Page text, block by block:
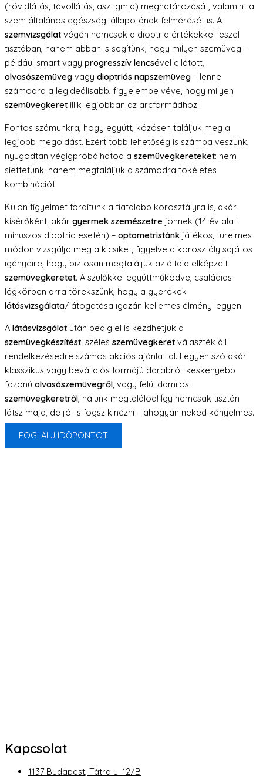
(rövidlátás, távollátás, asztigmia) meghatározását, valamint a
szem általános egészségi állapotának felmérését is. A
szemvizsgálat végén nemcsak a dioptria értékekkel leszel
tisztában, hanem abban is segítünk, hogy milyen szemüveg –
például smart vagy progresszív lencsével ellátott,
olvasószemüveg vagy dioptriás napszemüveg – lenne
számodra a legideálisabb, figyelembe véve, hogy milyen
szemüvegkeret illik legjobban az arcformádhoz!
Fontos számunkra, hogy együtt, közösen találjuk meg a
legjobb megoldást. Ezért több lehetőség is számba veszünk,
nyugodtan végigpróbálhatod a szemüvegkereteket: nem
siettetünk, hanem megtaláljuk a számodra tökéletes
kombinációt.
Külön figyelmet fordítunk a fiatalabb korosztályra is, akár
kísérőként, akár gyermek szemészetre jönnek (14 év alatt
mínuszos dioptria esetén) – optometristánk játékos, türelmes
módon vizsgálja meg a kicsiket, figyelve a korosztály sajátos
igényeire, hogy biztosan megtaláljuk az általa elképzelt
szemüvegkeretet. A szülőkkel együttműködve, családias
légkörben arra törekszünk, hogy a gyerekek
látásvizsgálata/látogatása igazán kellemes élmény legyen.
A látásvizsgálat után pedig el is kezdhetjük a
szemüvegkészítést: széles szemüvegkeret választék áll
rendelkezésedre számos akciós ajánlattal. Legyen szó akár
klasszikus vagy bevállalós formájú darabról, keskenyebb
fazonú olvasószemüvegről, vagy felül damilos
szemüvegkeretről, nálunk megtalálod! Így nemcsak tisztán
látsz majd, de jól is fogsz kinézni – ahogyan neked kényelmes.
FOGLALJ IDŐPONTOT
Kapcsolat
1137 Budapest, Tátra u. 12/B